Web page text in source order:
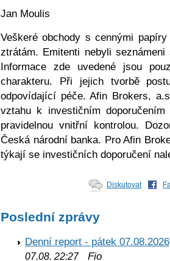
Jan Moulis
Veškeré obchody s cennými
ztrátám. Emitenti nebyli
Informace zde uvedené jsou
charakteru. Při jejich tvorbě
odpovídající péče. Afin Brokers,
vztahu k investičním
pravidelnou vnitřní kontrolou.
Česká národní banka. Pro Afin
týkají se investičních doporučení
Diskutovat
Poslední zprávy
Denní report - pátek 07.08.2026
07.08. 22:27Fio